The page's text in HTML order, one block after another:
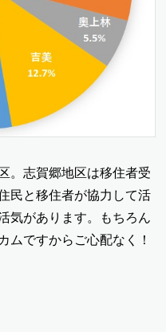
。志賀郷地区は移住者受
民と移住者が協力して活
気があります。もちろん
ムですからご心配なく！